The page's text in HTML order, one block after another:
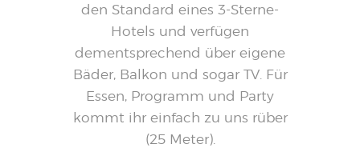
den Standard eines 3-Sterne-
Hotels und verfügen
dementsprechend über eigene
Bäder, Balkon und sogar TV. Für
Essen, Programm und Party
kommt ihr einfach zu uns rüber
(25 Meter).